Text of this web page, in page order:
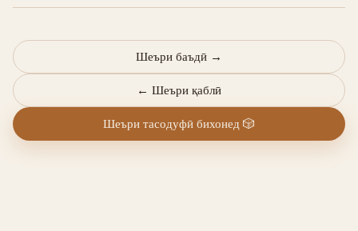
← Шеъри қаблӣ
Шеъри баъдӣ →
Шеъри тасодуфӣ бихонед 🎲